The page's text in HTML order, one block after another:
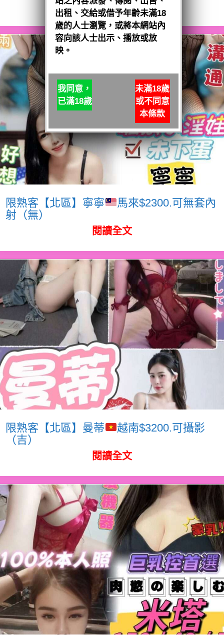
閱讀全文
限熟客【北區】寧寧
馬來$2300.可無套內
射（無）
閱讀全文
限熟客【北區】曼蒂
越南$3200.可攝影
（吉）
閱讀全文
出租、交給或借予年齡未滿18
歲的人士瀏覽，或將本網站內
容向該人士出示、播放或放
映。
我同意，
已滿18歲
未滿18歲
或不同意
本條款